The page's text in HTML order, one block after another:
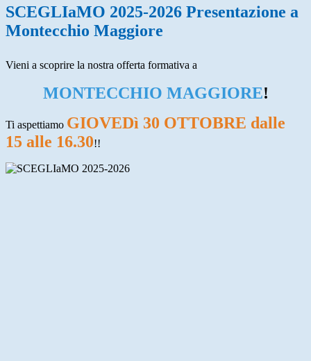
SCEGLIaMO 2025-2026 Presentazione a
Montecchio Maggiore
Vieni a scoprire la nostra offerta formativa a
MONTECCHIO MAGGIORE!
Ti aspettiamo GIOVEDì 30 OTTOBRE dalle
15 alle 16.30!!